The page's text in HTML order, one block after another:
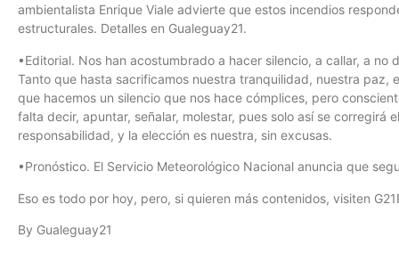
ambientalista Enrique Viale advierte que estos incendios
estructurales. Detalles en Gualeguay21.
•Editorial. Nos han acostumbrado a hacer silencio, a callar, a
Tanto que hasta sacrificamos nuestra tranquilidad, nuestra paz,
que hacemos un silencio que nos hace cómplices, pero
falta decir, apuntar, señalar, molestar, pues solo así se corregirá
responsabilidad, y la elección es nuestra, sin excusas.
•Pronóstico. El Servicio Meteorológico Nacional anuncia que
Eso es todo por hoy, pero, si quieren más contenidos, visiten
By Gualeguay21